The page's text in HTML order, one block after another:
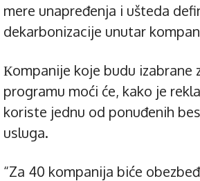
mere unapređenja i ušteda
dekarbonizacije unutar
Кompanije koje budu izabrane
programu moći će, kako je
koriste jednu od ponuđenih
usluga.
“Za 40 kompanija biće